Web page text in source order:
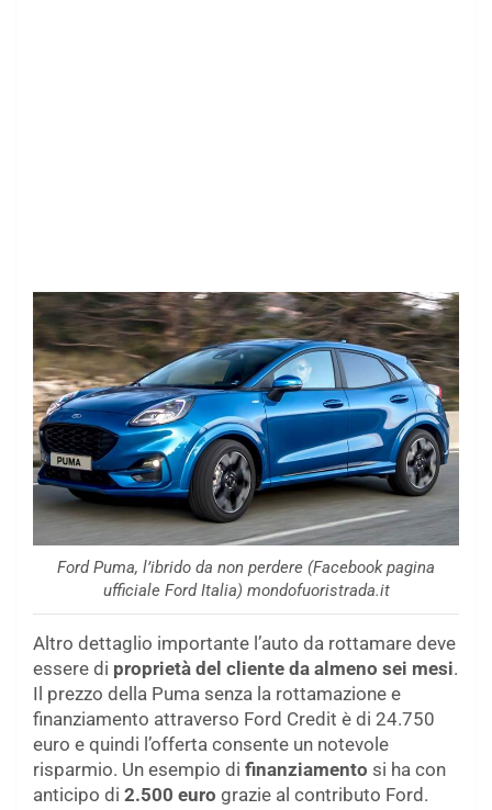
Ford Puma, l’ibrido da non perdere (Facebook pagina
ufficiale Ford Italia) mondofuoristrada.it
Altro dettaglio importante l’auto da rottamare deve
essere di proprietà del cliente da almeno sei mesi.
Il prezzo della Puma senza la rottamazione e
finanziamento attraverso Ford Credit è di 24.750
euro e quindi l’offerta consente un notevole
risparmio. Un esempio di finanziamento si ha con
anticipo di 2.500 euro grazie al contributo Ford.